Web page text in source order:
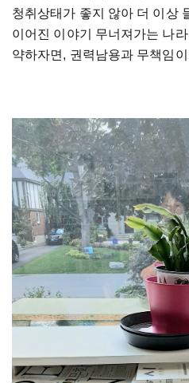
청취상태가 좋지 않아 더 이상
이어진 이야기 무너져가는 나
약하자면, 권력남용과 무책임